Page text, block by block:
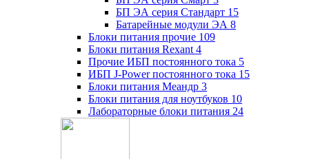
БП ЭА серия Стандарт 15
Батарейные модули ЭА 8
Блоки питания прочие 109
Блоки питания Rexant 4
Прочие ИБП постоянного тока 5
ИБП J-Power постоянного тока 15
Блоки питания Меандр 3
Блоки питания для ноутбуков 10
Лабораторные блоки питания 24